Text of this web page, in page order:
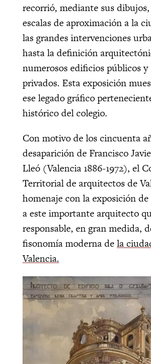
recorrió, mediante sus
escalas de aproximación a la
las grandes intervenciones
hasta la definición
numerosos edificios públicos y
privados. Esta exposición
ese legado gráfico
histórico del colegio.
Con motivo de los cincuenta
desaparición de Francisco
Lleó (Valencia 1886-1972), el
Territorial de arquitectos de
homenaje con la exposición
a este importante arquitecto
responsable, en gran medida,
fisonomía moderna dela
Valencia.